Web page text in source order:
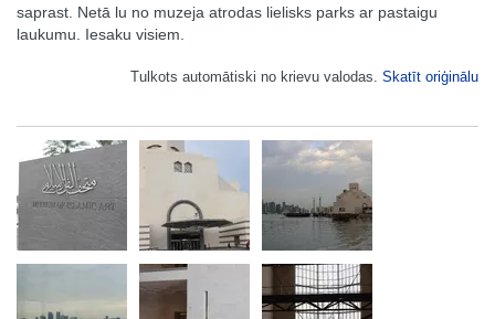
saprast. Netā lu no muzeja atrodas lielisks parks ar pastaigu
laukumu. Iesaku visiem.
Tulkots automātiski no krievu valodas. Skatīt oriģinālu